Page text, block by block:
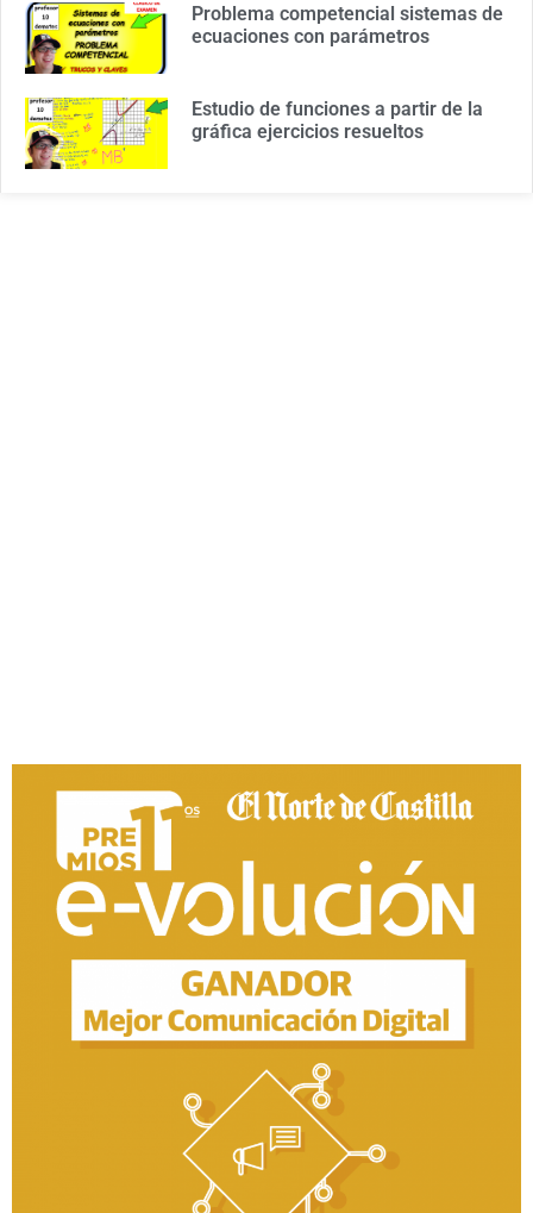
Problema competencial sistemas de
ecuaciones con parámetros
Estudio de funciones a partir de la
gráfica ejercicios resueltos